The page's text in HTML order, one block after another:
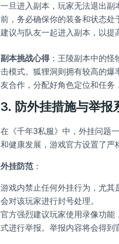
一旦进入副本，玩家无法退出副
前，务必确保你的装备和状态处
建议与队友一起进入副本，以提
副本挑战心得：王陵副本中的怪
击模式。狐狸洞则拥有较高的
友合作，分配好角色定位和任务
3. 防外挂措施与举报
在《千年3私服》中，外挂问题
和健康发展，游戏官方设置了严
外挂防范：
游戏内禁止任何外挂行为，尤
会对该玩家进行封号处理。
官方强烈建议玩家使用录像功
式进行举报。举报内容将会得到